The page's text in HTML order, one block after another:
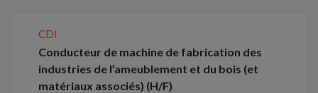
CDI
Conducteur de machine de fabrication des
industries de l’ameublement et du bois (et
matériaux associés) (H/F)